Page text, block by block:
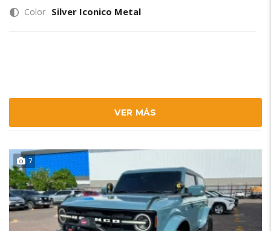
Color Silver Iconico Metal
VER MÁS
7